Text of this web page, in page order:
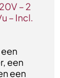
– 2
– Incl.
een
een